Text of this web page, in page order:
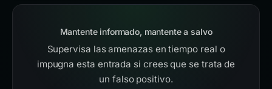
Mantente informado, mantente a salvo
Supervisa las amenazas en tiempo real o
impugna esta entrada si crees que se trata de
un falso positivo.